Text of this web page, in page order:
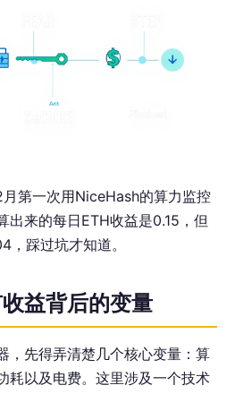
第一次用NiceHash的算力监控
出来的每日ETH收益是0.15，但
，踩过坑才知道。
益背后的变量
，先得弄清楚几个核心变量：算
耗以及电费。这里涉及一个技术